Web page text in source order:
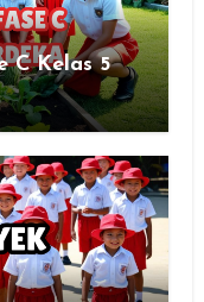
C Kelas 5